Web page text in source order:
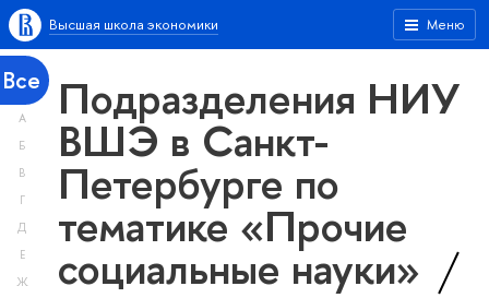
Меню
Высшая школа экономики
Все
А
Б
В
Г
Д
Е
Ж
Подразделения НИУ
ВШЭ в Санкт-
Петербурге по
тематике «Прочие
социальные науки»